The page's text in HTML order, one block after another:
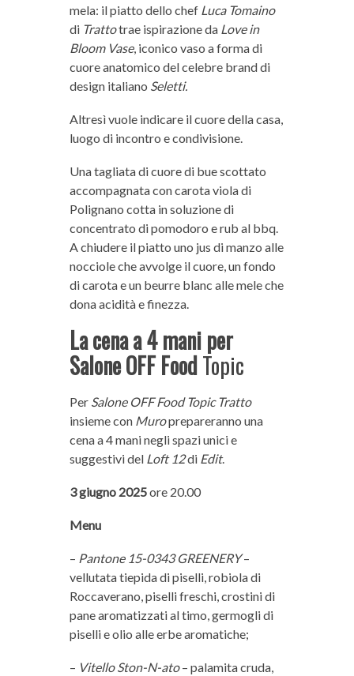
mela: il piatto dello chef Luca Tomaino
di Trattotrae ispirazione da Love in
Bloom Vase, iconico vaso a forma di
cuore anatomico del celebre brand di
design italiano Seletti.
Altresì vuole indicare il cuore della casa,
luogo di incontro e condivisione.
Una tagliata di cuore di bue scottato
accompagnata con carota viola di
Polignano cotta in soluzione di
concentrato di pomodoro e rub al bbq.
A chiudere il piatto uno jus di manzo alle
nocciole che avvolge il cuore, un fondo
di carota e un beurre blanc alle mele che
dona acidità e finezza.
La cena a 4 mani per
Salone OFF FoodTopic
PerSalone OFF Food Topic Tratto
insieme con Muroprepareranno una
cena a 4 mani negli spazi unici e
suggestivi del Loft 12di Edit.
3 giugno 2025ore 20.00
Menu
– Pantone 15-0343 GREENERY–
vellutata tiepida di piselli, robiola di
Roccaverano, piselli freschi, crostini di
pane aromatizzati al timo, germogli di
piselli e olio alle erbe aromatiche;
– Vitello Ston-N-ato– palamita cruda,